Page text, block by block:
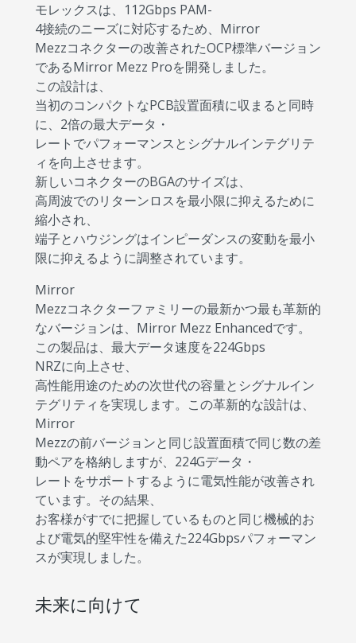
モレックスは、112Gbps PAM-
4接続のニーズに対応するため、Mirror
Mezzコネクターの改善されたOCP標準バージョン
であるMirror Mezz Proを開発しました。
この設計は、
当初のコンパクトなPCB設置面積に収まると同時
に、2倍の最大データ・
レートでパフォーマンスとシグナルインテグリテ
ィを向上させます。
新しいコネクターのBGAのサイズは、
高周波でのリターンロスを最小限に抑えるために
縮小され、
端子とハウジングはインピーダンスの変動を最小
限に抑えるように調整されています。
Mirror
Mezzコネクターファミリーの最新かつ最も革新的
なバージョンは、Mirror Mezz Enhancedです。
この製品は、最大データ速度を224Gbps
NRZに向上させ、
高性能用途のための次世代の容量とシグナルイン
テグリティを実現します。この革新的な設計は、
Mirror
Mezzの前バージョンと同じ設置面積で同じ数の差
動ペアを格納しますが、224Gデータ・
レートをサポートするように電気性能が改善され
ています。その結果、
お客様がすでに把握しているものと同じ機械的お
よび電気的堅牢性を備えた224Gbpsパフォーマン
スが実現しました。
未来に向けて